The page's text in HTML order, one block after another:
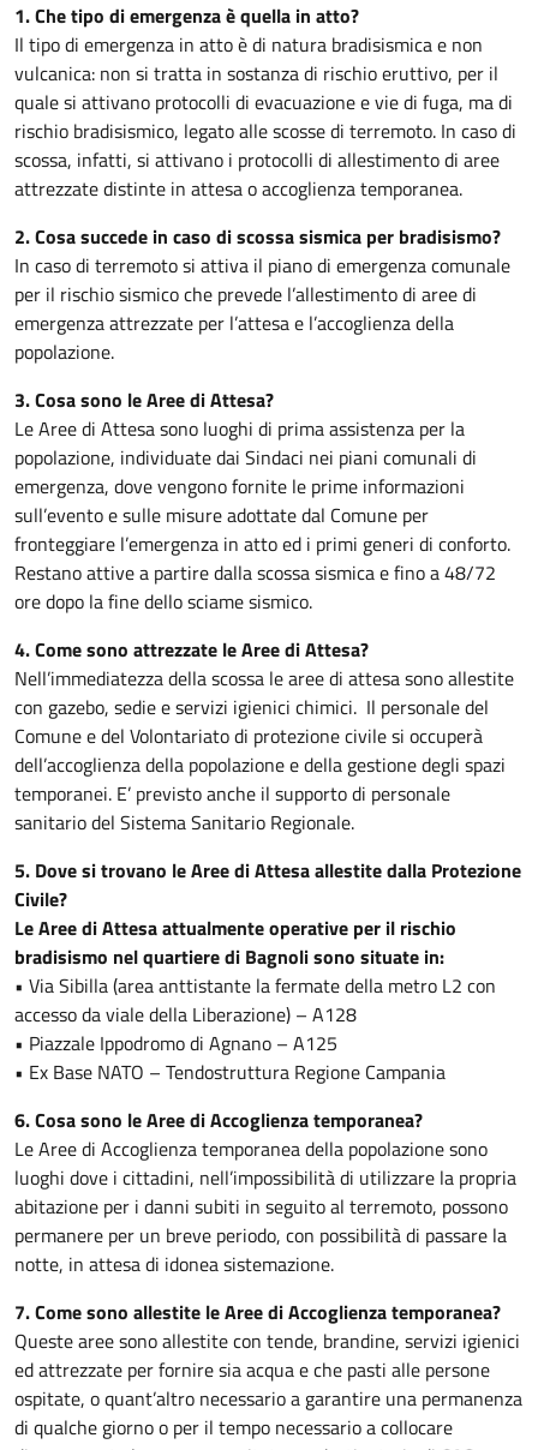
1. Che tipo di emergenza è quella in atto?
Il tipo di emergenza in atto è di natura bradisismica e non
vulcanica: non si tratta in sostanza di rischio eruttivo, per il
quale si attivano protocolli di evacuazione e vie di fuga, ma di
rischio bradisismico, legato alle scosse di terremoto. In caso di
scossa, infatti, si attivano i protocolli di allestimento di aree
attrezzate distinte in attesa o accoglienza temporanea.
2. Cosa succede in caso di scossa sismica per bradisismo?
In caso di terremoto si attiva il piano di emergenza comunale
per il rischio sismico che prevede l’allestimento di aree di
emergenza attrezzate per l’attesa e l’accoglienza della
popolazione.
3. Cosa sono le Aree di Attesa?
Le Aree di Attesa sono luoghi di prima assistenza per la
popolazione, individuate dai Sindaci nei piani comunali di
emergenza, dove vengono fornite le prime informazioni
sull’evento e sulle misure adottate dal Comune per
fronteggiare l’emergenza in atto ed i primi generi di conforto.
Restano attive a partire dalla scossa sismica e fino a 48/72
ore dopo la fine dello sciame sismico.
4. Come sono attrezzate le Aree di Attesa?
Nell’immediatezza della scossa le aree di attesa sono allestite
con gazebo, sedie e servizi igienici chimici. Il personale del
Comune e del Volontariato di protezione civile si occuperà
dell’accoglienza della popolazione e della gestione degli spazi
temporanei. E’ previsto anche il supporto di personale
sanitario del Sistema Sanitario Regionale.
5. Dove si trovano le Aree di Attesa allestite dalla Protezione
Civile?
Le Aree di Attesa attualmente operative per il rischio
bradisismo nel quartiere di Bagnoli sono situate in:
• Via Sibilla (area anttistante la fermate della metro L2 con
accesso da viale della Liberazione) – A128
• Piazzale Ippodromo di Agnano – A125
• Ex Base NATO – Tendostruttura Regione Campania
6. Cosa sono le Aree di Accoglienza temporanea?
Le Aree di Accoglienza temporanea della popolazione sono
luoghi dove i cittadini, nell’impossibilità di utilizzare la propria
abitazione per i danni subiti in seguito al terremoto, possono
permanere per un breve periodo, con possibilità di passare la
notte, in attesa di idonea sistemazione.
7. Come sono allestite le Aree di Accoglienza temporanea?
Queste aree sono allestite con tende, brandine, servizi igienici
ed attrezzate per fornire sia acqua e che pasti alle persone
ospitate, o quant’altro necessario a garantire una permanenza
di qualche giorno o per il tempo necessario a collocare